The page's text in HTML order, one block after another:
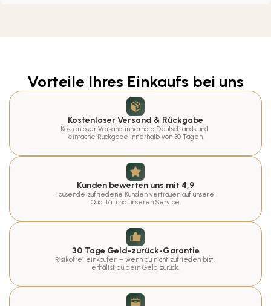
Vorteile Ihres Einkaufs bei uns
Kostenloser Versand & Rückgabe
Kostenloser Versand innerhalb Deutschlands und
einfache Rückgabe innerhalb von 30 Tagen.
Kunden bewerten uns mit 4,9
Tausende zufriedene Kunden vertrauen auf unsere
Qualität und unseren Service.
30 Tage Geld-zurück-Garantie
Risikofrei einkaufen – wenn du nicht zufrieden bist,
erhältst du dein Geld zurück.